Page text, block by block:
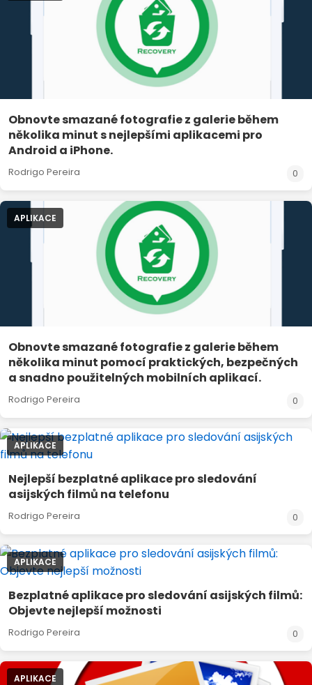
Obnovte smazané fotografie z galerie během
několika minut s nejlepšími aplikacemi pro
Android a iPhone.
Rodrigo Pereira 0
APLIKACE
Obnovte smazané fotografie z galerie během
několika minut pomocí praktických, bezpečných
a snadno použitelných mobilních aplikací.
Rodrigo Pereira 0
APLIKACE
Nejlepší bezplatné aplikace pro sledování
asijských filmů na telefonu
Rodrigo Pereira 0
APLIKACE
Bezplatné aplikace pro sledování asijských filmů:
Objevte nejlepší možnosti
Rodrigo Pereira 0
APLIKACE